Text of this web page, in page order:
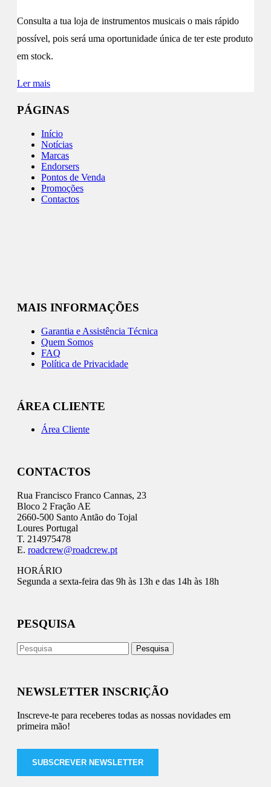
Consulta a tua loja de instrumentos musicais o mais rápido
possível, pois será uma oportunidade única de ter este produto
em stock.
Ler mais
PÁGINAS
Início
Notícias
Marcas
Endorsers
Pontos de Venda
Promoções
Contactos
MAIS INFORMAÇÕES
Garantia e Assistência Técnica
Quem Somos
FAQ
Política de Privacidade
ÁREA CLIENTE
Área Cliente
CONTACTOS
Rua Francisco Franco Cannas, 23
Bloco 2 Fração AE
2660-500 Santo Antão do Tojal
Loures Portugal
T. 214975478
E. roadcrew@roadcrew.pt
HORÁRIO
Segunda a sexta-feira das 9h às 13h e das 14h às 18h
PESQUISA
NEWSLETTER INSCRIÇÃO
Inscreve-te para receberes todas as nossas novidades em
primeira mão!
SUBSCREVER NEWSLETTER